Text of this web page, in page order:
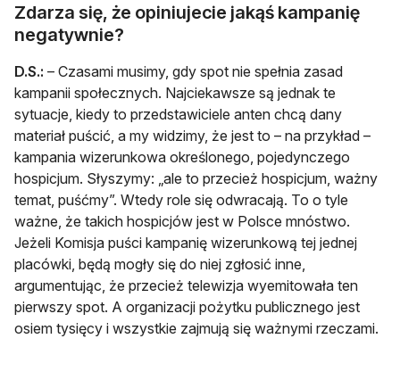
Zdarza się, że opiniujecie jakąś kampanię
negatywnie?
D.S.: – Czasami musimy, gdy spot nie spełnia zasad
kampanii społecznych. Najciekawsze są jednak te
sytuacje, kiedy to przedstawiciele anten chcą dany
materiał puścić, a my widzimy, że jest to – na przykład –
kampania wizerunkowa określonego, pojedynczego
hospicjum. Słyszymy: „ale to przecież hospicjum, ważny
temat, puśćmy”. Wtedy role się odwracają. To o tyle
ważne, że takich hospicjów jest w Polsce mnóstwo.
Jeżeli Komisja puści kampanię wizerunkową tej jednej
placówki, będą mogły się do niej zgłosić inne,
argumentując, że przecież telewizja wyemitowała ten
pierwszy spot. A organizacji pożytku publicznego jest
osiem tysięcy i wszystkie zajmują się ważnymi rzeczami.